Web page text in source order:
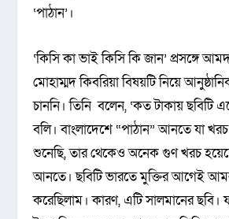
‘পাঠান’।
‘কিসি কা ভাই কিসি কি জান’ প্রসঙ্গে
মোহাম্মদ কিবরিয়া বিষয়টি নিয়ে
চাননি। তিনি বলেন, ‘কত টাকায় ছবিটি
বলি। বাংলাদেশে “পাঠান” আনতে যা
শুনেছি, তার থেকেও অনেক গুণ খরচ
আনতে। ছবিটি ভারতে মুক্তির আগেই
করেছিলাম। কারণ, এটি সালমানের